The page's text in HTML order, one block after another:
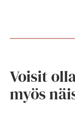
Voisit
myös